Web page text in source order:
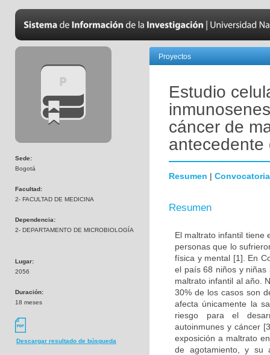
Sede:
Bogotá
Facultad:
2- FACULTAD DE MEDICINA
Dependencia:
2- DEPARTAMENTO DE MICROBIOLOGÍA
Lugar:
2056
Duración:
18 meses
Descargar resultado de búsqueda
Proyectos
Estudio
cáncer de
antecedente
Resumen | Convocatoria
Resumen
El maltrato infantil tiene
personas que lo
física y mental [1]. En
el país 68 niños y
maltrato infantil al año.
30% de los casos son
afecta únicamente la
riesgo para el
autoinmunes y cáncer
exposición a maltrato
de agotamiento, y su